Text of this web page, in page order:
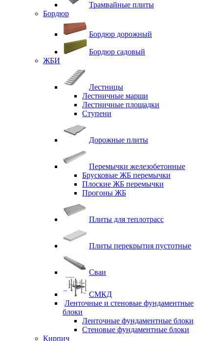
Трамвайные плиты
Бордюр
Бордюр дорожный
Бордюр садовый
ЖБИ
Лестницы
Лестничные марши
Лестничные площадки
Ступени
Дорожные плиты
Перемычки железобетонные
Брусковые ЖБ перемычки
Плоские ЖБ перемычки
Прогоны ЖБ
Плиты для теплотрасс
Плиты перекрытия пустотные
Сваи
СМКД
Ленточные и стеновые фундаментные
блоки
Ленточные фундаментные блоки
Стеновые фундаментные блоки
Кирпич